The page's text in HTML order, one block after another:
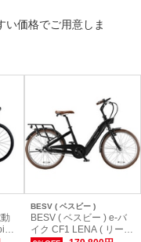
い価格でご用意しま
BESV ( ベスビー )
BESV ( ベスビー ) e-バ
イク CF1 LENA ( リーナ